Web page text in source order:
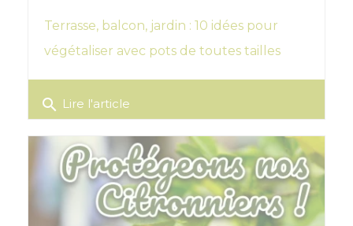
Terrasse, balcon, jardin : 10 idées pour
végétaliser avec pots de toutes tailles
search Lire l'article